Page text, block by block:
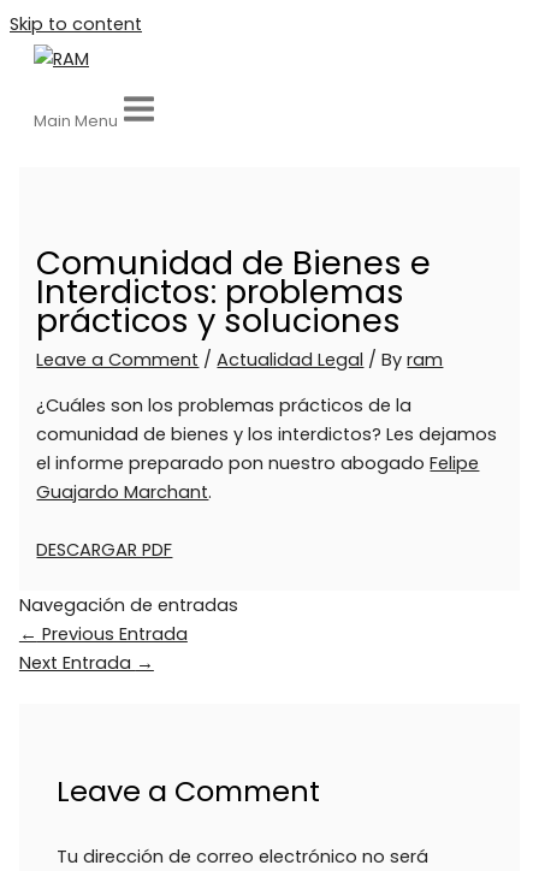
Skip to content
Main Menu
Comunidad de Bienes e
Interdictos: problemas
prácticos y soluciones
Leave a Comment /Actualidad Legal / Byram
¿Cuáles son los problemas prácticos de la
comunidad de bienes y los interdictos? Les dejamos
el informe preparado pon nuestro abogadoFelipe
Guajardo Marchant.
DESCARGAR PDF
Navegación de entradas
← Previous Entrada
Next Entrada →
Leave a Comment
Tu dirección de correo electrónico no será